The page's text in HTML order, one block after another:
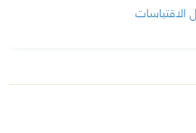
الاقتباسات